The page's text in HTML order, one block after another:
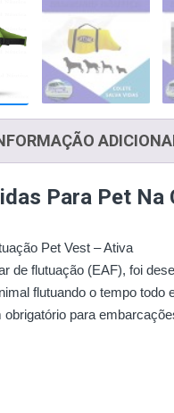
Para Pet Na
Pet Vest – Ativa
de flutuação (EAF), foi
flutuando o tempo todo
para